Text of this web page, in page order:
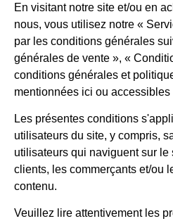
En visitant notre site et/ou en
nous, vous utilisez notre «
par les conditions générales
générales de vente », «
conditions générales et
mentionnées ici ou
Les présentes conditions
utilisateurs du site, y compris,
utilisateurs qui naviguent sur
clients, les commerçants et/ou
contenu.
Veuillez lire attentivement les